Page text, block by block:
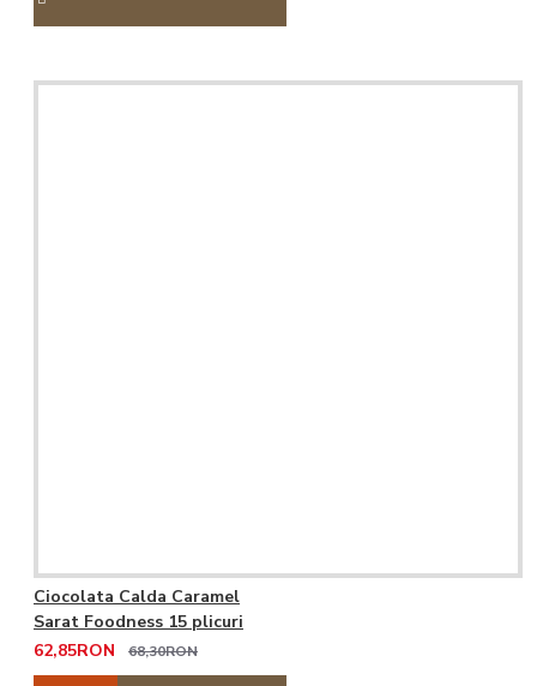
Ciocolata Calda Caramel
Sarat Foodness 15 plicuri
62,85RON
68,30RON